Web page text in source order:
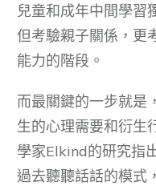
兒童和成年中間學習
但考驗親子關係，更
能力的階段。
而最關鍵的一步就是
生的心理需要和衍生
學家Elkind的研究指
過去聽聽話話的模式